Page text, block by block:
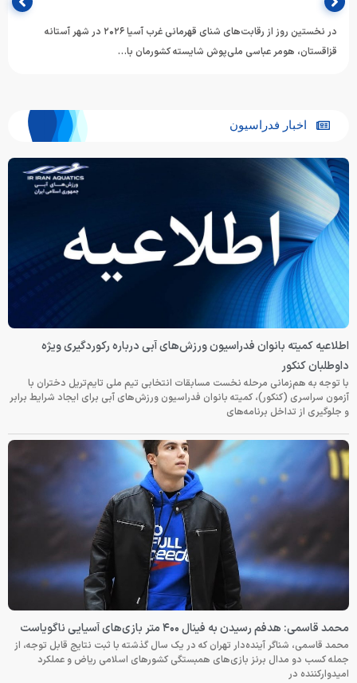
در نخستین روز از رقابت‌های شنای قهرمانی غرب آسیا ۲۰۲۶ در شهر آستانه
قزاقستان، هومر عباسی ملی‌پوش شایسته کشورمان با…
اخبار فدراسیون
اطلاعیه کمیته بانوان فدراسیون ورزش‌های آبی درباره رکوردگیری ویژه
داوطلبان کنکور
با توجه به هم‌زمانی مرحله نخست مسابقات انتخابی تیم ملی تایم‌تریل دختران با
آزمون سراسری (کنکور)، کمیته بانوان فدراسیون ورزش‌های آبی برای ایجاد شرایط برابر
و جلوگیری از تداخل برنامه‌های
محمد قاسمی: هدفم رسیدن به فینال ۴۰۰ متر بازی‌های آسیایی ناگویاست
محمد قاسمی، شناگر آینده‌دار تهران که در یک سال گذشته با ثبت نتایج قابل توجه، از
جمله کسب دو مدال برنز بازی‌های همبستگی کشورهای اسلامی ریاض و عملکرد
امیدوارکننده در